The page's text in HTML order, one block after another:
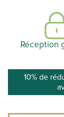
Réception
10% de